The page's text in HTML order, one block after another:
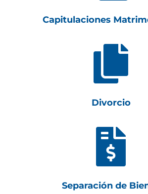
Capitulaciones

Divorcio

Separación de